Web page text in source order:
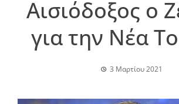
Αισιόδοξος ο
για την Νέα
3 Μαρτίου 2021